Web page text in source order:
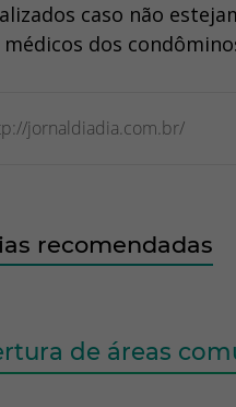
caso não
médicos dos
jornaldiadia.com.br/
recomendadas
de áreas